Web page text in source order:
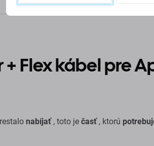
Flex kábel pre
nabíjať, toto je časť, ktorú